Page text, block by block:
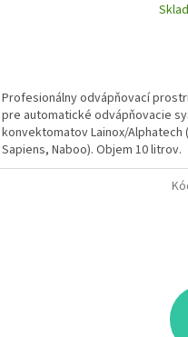
Profesionálny odvápňovací
pre automatické odvápňovacie
konvektomatov Lainox/Alphatech
Sapiens, Naboo). Objem 10 litrov.